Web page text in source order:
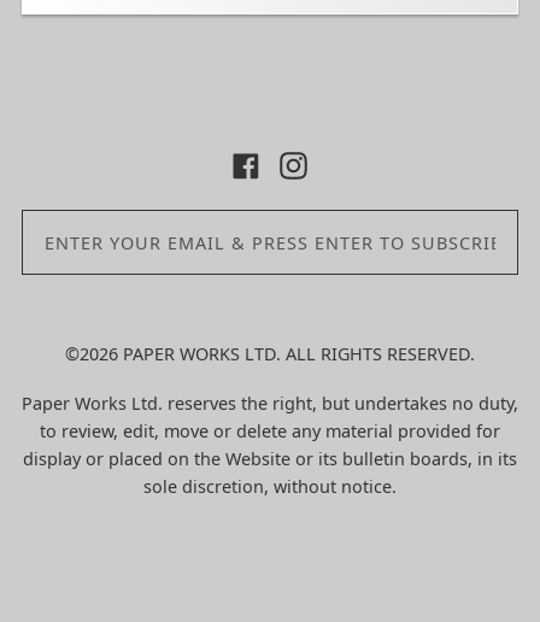
©2026 PAPER WORKS LTD. ALL RIGHTS RESERVED.
Paper Works Ltd. reserves the right, but undertakes no duty,
to review, edit, move or delete any material provided for
display or placed on the Website or its bulletin boards, in its
sole discretion, without notice.